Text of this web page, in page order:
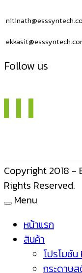
Follow us
Copyright 2018 -
Rights Reserved.
Menu
หน้าแรก
สินค้า
โปรโมชั
กระดาษ